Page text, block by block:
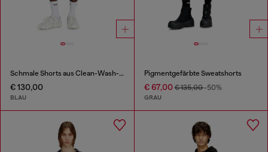
Schmale Shorts aus Clean-Wash-Denim
€ 130,00
BLAU
Pigmentgefärbte Sweatshorts
€ 67,00€ 135,00-50%
GRAU